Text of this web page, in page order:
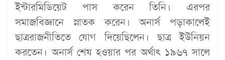
ইন্টারমিডিয়েট পাস করেন তিনি। এরপর
সমাজবিজ্ঞানে স্নাতক করেন। অনার্স পড়াকালেই
ছাত্ররাজনীতিতে যোগ দিয়েছিলেন। ছাত্র ইউনিয়ন
করতেন। অনার্স শেষ হওয়ার পর অর্থাৎ ১৯৬৭ সালে